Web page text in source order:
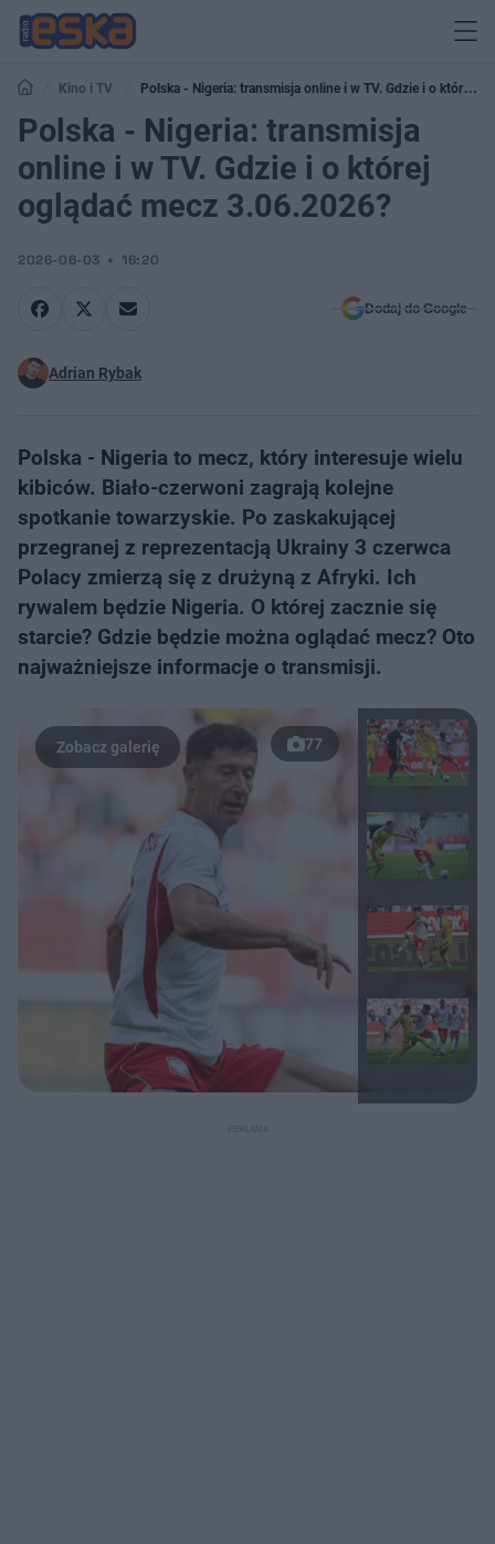
Kino i TV
Polska - Nigeria: transmisja online i w TV. Gdzie i o której
oglądać mecz 3.06.2026?
Polska - Nigeria: transmisja
online i w TV. Gdzie i o której
oglądać mecz 3.06.2026?
2026-06-03 16:20
Dodaj do Google
Adrian Rybak
Polska - Nigeria to mecz, który interesuje wielu
kibiców. Biało-czerwoni zagrają kolejne
spotkanie towarzyskie. Po zaskakującej
przegranej z reprezentacją Ukrainy 3 czerwca
Polacy zmierzą się z drużyną z Afryki. Ich
rywalem będzie Nigeria. O której zacznie się
starcie? Gdzie będzie można oglądać mecz? Oto
najważniejsze informacje o transmisji.
77